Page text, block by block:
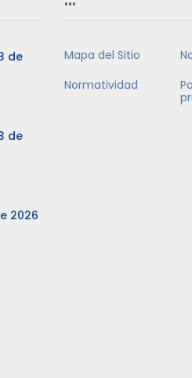
de
de
2026
Mapa del Sitio
Normatividad